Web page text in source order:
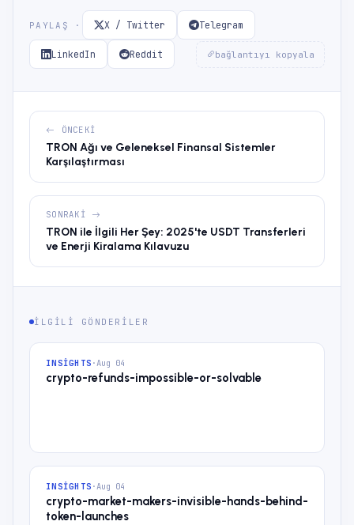
PAYLAŞ · X / Twitter Telegram
LinkedIn Reddit bağlantıyı kopyala
ÖNCEKI
TRON Ağı ve Geleneksel Finansal Sistemler
Karşılaştırması
SONRAKI
TRON ile İlgili Her Şey: 2025'te USDT Transferleri
ve Enerji Kiralama Kılavuzu
ILGILI GÖNDERILER
INSIGHTS ·Aug 04
crypto-refunds-impossible-or-solvable
INSIGHTS ·Aug 04
crypto-market-makers-invisible-hands-behind-
token-launches